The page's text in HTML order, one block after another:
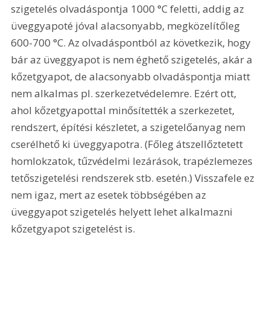
szigetelés olvadáspontja 1000 °C feletti, addig az
üveggyapoté jóval alacsonyabb, megközelítőleg
600-700 °C. Az olvadáspontból az következik, hogy
bár az üveggyapot is nem éghető szigetelés, akár a
kőzetgyapot, de alacsonyabb olvadáspontja miatt
nem alkalmas pl. szerkezetvédelemre. Ezért ott,
ahol kőzetgyapottal minősítették a szerkezetet,
rendszert, építési készletet, a szigetelőanyag nem
cserélhető ki üveggyapotra. (Főleg átszellőztetett
homlokzatok, tűzvédelmi lezárások, trapézlemezes
tetőszigetelési rendszerek stb. esetén.) Visszafele ez
nem igaz, mert az esetek többségében az
üveggyapot szigetelés helyett lehet alkalmazni
kőzetgyapot szigetelést is.